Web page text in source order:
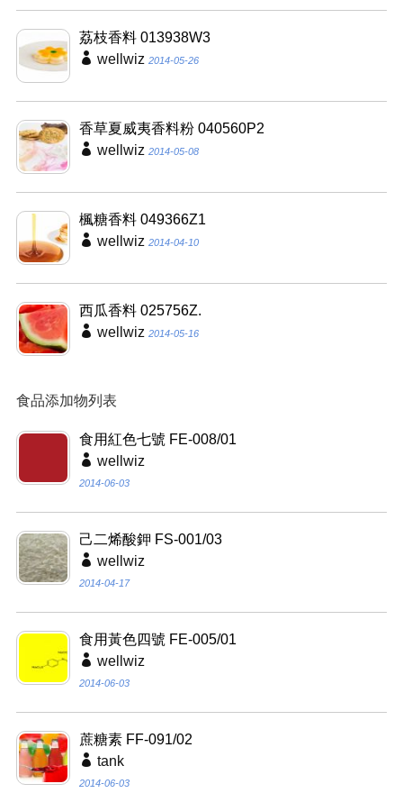
荔枝香料 013938W3
wellwiz 2014-05-26
香草夏威夷香料粉 040560P2
wellwiz 2014-05-08
楓糖香料 049366Z1
wellwiz 2014-04-10
西瓜香料 025756Z.
wellwiz 2014-05-16
食品添加物列表
食用紅色七號 FE-008/01
wellwiz
2014-06-03
己二烯酸鉀 FS-001/03
wellwiz
2014-04-17
食用黃色四號 FE-005/01
wellwiz
2014-06-03
蔗糖素 FF-091/02
tank
2014-06-03